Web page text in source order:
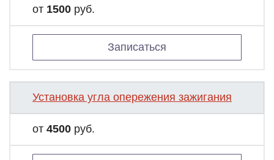
от 1500 руб.
Записаться
Установка угла опережения зажигания
от 4500 руб.